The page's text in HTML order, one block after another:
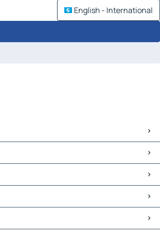
English - International